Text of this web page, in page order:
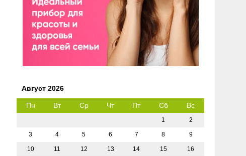
Август 2026
Пн Вт Ср Чт Пт Сб Вс
1 2
3 4 5 6 7 8 9
10 11 12 13 14 15 16